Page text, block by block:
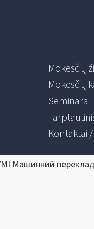
Mokesčių
Mokesčių
Seminarai
Kontaktai
Машинний